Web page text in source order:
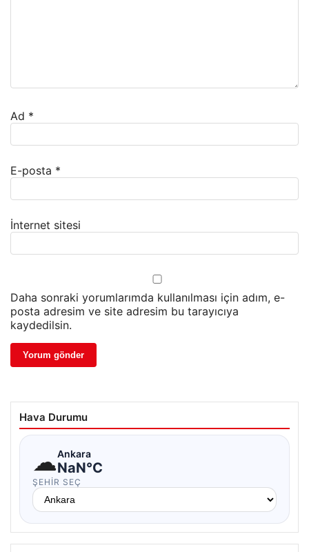
Ad *
E-posta *
İnternet sitesi
Daha sonraki yorumlarımda kullanılması için adım, e-
posta adresim ve site adresim bu tarayıcıya
kaydedilsin.
Hava Durumu
☁Ankara
NaN°C
ŞEHIR SEÇ